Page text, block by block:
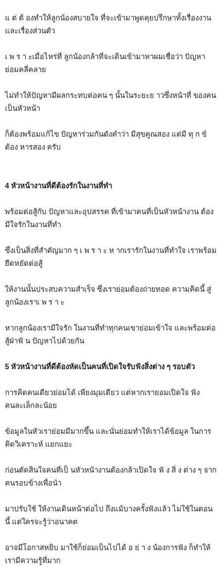
แ ต่ ต้ องทำให้ลูกน้องสบายใจ ที่จะเข้ามาพูดคุยปรึกษาทั้งเรื่องงาน
และเรื่องส่วนตัว
เ พ ร า ะเมื่อไหร่ที่ ลูกน้องกล้าที่จะเดินเข้ามาหาผมเชื่อว่า ปัญหา
ย่อมคลี่คลาย
ไม่ทำให้ปัญหามีผลกระทบต่อคน ๆ นั้นในระยะย าวซึ่งหน้าที่ ของคน
เป็นหัวหน้า
ก็ต้องพร้อมแก้ไข ปัญหาร่วมกันดังคำว่า มีสุขคูณสอง แต่มี ทุ ก ข์
ต้อง หารสอง ครับ
4 หัวหน้างานที่ดีต้องรักในงานที่ทำ
พร้อมต่อสู้กับ ปัญหาและอุปสรรค ที่เข้ามาคนที่เป็นหัวหน้างาน ต้อง
มีใจรักในงานที่ทำ
ซึ่งเป็นสิ่งที่สำคัญมาก ๆ เ พ ร า ะ ห ากเรารักในงานที่ทำใจ เราพร้อม
ยืดหยัดต่อสู้
ให้งานนั้นประสบความสำเร็จ ซึ่งเราย่อมต้องถ่ายทอด ความคิดนี้ สู่
ลูกน้องเราเ พ ร า ะ
หากลูกน้องเรามีใจรัก ในงานที่ทำทุกคนเขาย่อมเข้าใจ และพร้อมต่อ
สู้ฝ่าฟั น ปัญหาไปด้วยกัน
5 หัวหน้างานที่ดีต้องหัดเป็นคนที่เปิดใจรับฟังสิ่งต่าง ๆ รอบตัว
การคิดคนเดียวย่อมได้ เพียงมุมเดียว แต่หากเรายอมเปิดใจ ฟัง
คนละเล็กละน้อย
ข้อมูลในหัวเราย่อมมีมากขึ้น และนั่นย่อมทำให้เราได้ข้อมูล ในการ
คิดวิเคราะห์ แยกแยะ
ก่อนตัดสินใจคนที่เป็ นหัวหน้างานต้องกล้าเปิดใจ ฟั ง สิ่ ง ต่าง ๆ จาก
คนรอบข้างเพื่อนำ
มาปรับใช้ ให้งานเดินหน้าต่อไป ถึงแม้บางครั้งฟังแล้ว ไม่ใช้ในตอน
นี้ แต่ใครจะรู้ว่าอนาคต
อาจมีโอกาสหยิบ มาใช้ก็ย่อมเป็นไปได้ อ ย่ า ง น้องการฟัง ก็ทำให้
เรามีความรู้ที่มาก